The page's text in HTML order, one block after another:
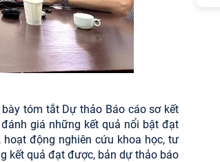
tóm tắt Dự thảo Báo cáo sơ kết
giá những kết quả nổi bật đạt
động nghiên cứu khoa học, tư
kết quả đạt được, bản dự thảo báo